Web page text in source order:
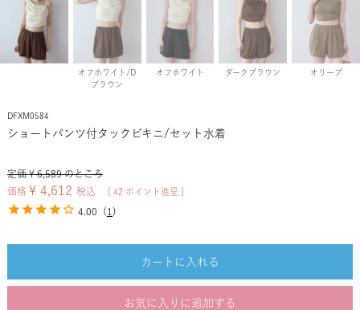
オフホワイト/D
ブラウン
オフホワイト ダークブラウン オリーブ
DFXM0584
ショートパンツ付タックビキニ/セット水着
定価 ¥ 6,589 のところ
価格 ¥ 4,612 税込 42 ポイント進呈 ]
4.00 ( 1 )
カートに入れる
お気に入りに追加する